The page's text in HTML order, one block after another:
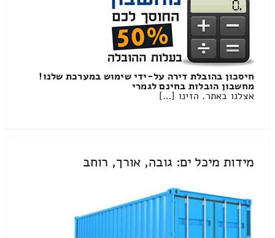
חיסכון בהובלת דירה על-ידי שימוש במערכת שלנו!
מחשבון הובלות בחינם לגמרי
אצלנו באתר. הזינו […]
מידות מיכל ים: גובה, אורך, רוחב